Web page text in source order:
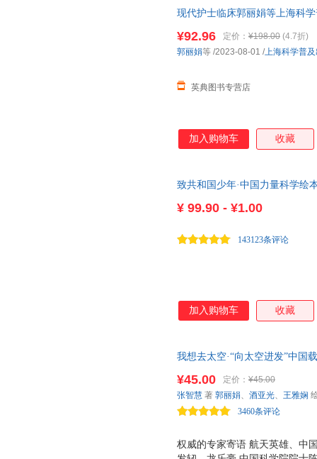
实风格的插画，让孩子身临其
折，既给娃讲故事，又让娃学
名专家联合审订，两院院士签
现代护士临床郭丽娟等上海科学
¥92.96 定价： ¥198.00 (4.7折)
英典图书专营店
郭丽娟等 /2023-08-01 /上海科学普
加入购物车 收藏
致共和国少年·中国力量科学绘
¥ 99.90 - ¥1.00
143123条评论
加入购物车 收藏
我想去太空·“向太空进发”中国
院士钟山、戚发轫、龙乐豪，
语！
权威的专家寄语 航天英雄、中
¥45.00 定价： ¥45.00
3460条评论
张智慧 著 郭丽娟、 酒亚光、 王雅娴